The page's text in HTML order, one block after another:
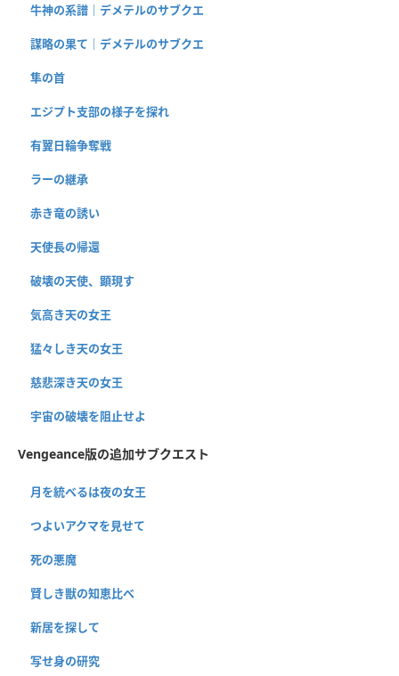
牛神の系譜｜デメテルのサブクエ
謀略の果て｜デメテルのサブクエ
隼の首
エジプト支部の様子を探れ
有翼日輪争奪戦
ラーの継承
赤き竜の誘い
天使長の帰還
破壊の天使、顕現す
気高き天の女王
猛々しき天の女王
慈悲深き天の女王
宇宙の破壊を阻止せよ
Vengeance版の追加サブクエスト
月を統べるは夜の女王
つよいアクマを見せて
死の悪魔
賢しき獣の知恵比べ
新居を探して
写せ身の研究